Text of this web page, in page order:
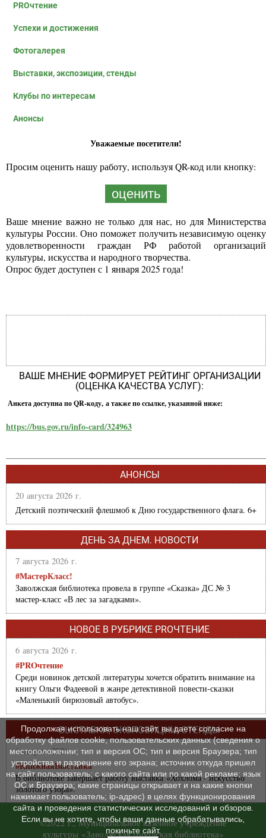
PROчтение
Успехи и достижения
Фотогалерея
Выставки, экспозиции, стенды
Клубы по интересам
Анонсы
Уважаемые посетители!
Просим оценить нашу работу, используя QR-код или кнопку:
оценить
Ваше мнение важно не только для нас, но для Министерства
культуры России. Оно поможет получить независимую оценку
удовлетворенности граждан РФ работой организаций
культуры, искусства и народного творчества.
Опрос будет доступен с 1 января 2025 года!
ВАШЕ МНЕНИЕ ФОРМИРУЕТ РЕЙТИНГ ОРГАНИЗАЦИИ
(ОЦЕНКА КАЧЕСТВА УСЛУГ):
Анкета доступна по QR-коду, а также по ссылке, указанной ниже:
https://bus.gov.ru/info-card/324963
АНОНСЫ
20 августа 2026 г.
Детский поэтический флешмоб к Дню государственного флага. 6+
ДЕНЬ ЗА ДНЕМ. НОВОСТИ
7 августа 2026 г.
#МастерКласс!
Заволжская библиотека провела в группе «Сказка» ДС № 3
мастер-класс «В лес за загадками».
НОВОЕ В РУБРИКЕ PROЧТЕНИЕ
6 августа 2026 г.
#PROчтение
Среди новинок детской литературы хочется обратить внимание на
книгу Ольги Фадеевой в жанре детективной повести-сказки
«Маленький бирюзовый автобус».
ВЫСТАВКИ, ЭКСПОЗИЦИИ, СТЕНДЫ
6 августа 2026 г.
#КнижнаяВыставка
В библиотеке завершает работу выставка «Хохлома - искусство
золотого узора».
©2022 г., Муниципальное казенное учреждение
культуры «Заволжская городская библиотека»
Продолжая использовать наш сайт, вы даете согласие на
обработку файлов cookie, пользовательских данных (сведения о
местоположении; тип и версия ОС; тип и версия Браузера; тип
устройства и разрешение его экрана; источник откуда пришел
на сайт пользователь; с какого сайта или по какой рекламе; язык
ОС и Браузера; какие страницы открывает и на какие кнопки
нажимает пользователь; ip-адрес) в целях функционирования
сайта и проведения статистических исследований и обзоров.
Если вы не хотите, чтобы ваши данные обрабатывались,
покиньте сайт.